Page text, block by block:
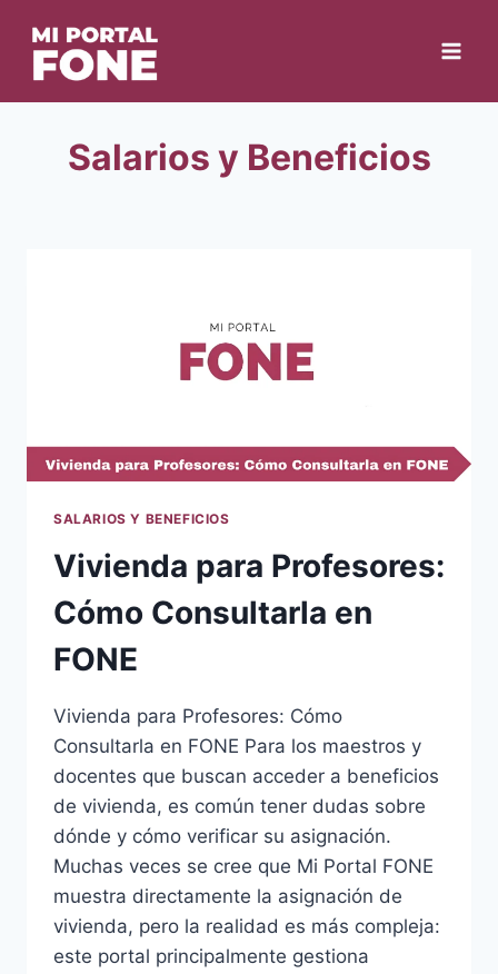
content
Salarios y Beneficios
SALARIOS Y BENEFICIOS
Vivienda para Profesores:
Cómo Consultarla en
FONE
Vivienda para Profesores: Cómo
Consultarla en FONE Para los maestros y
docentes que buscan acceder a beneficios
de vivienda, es común tener dudas sobre
dónde y cómo verificar su asignación.
Muchas veces se cree que Mi Portal FONE
muestra directamente la asignación de
vivienda, pero la realidad es más compleja:
este portal principalmente gestiona